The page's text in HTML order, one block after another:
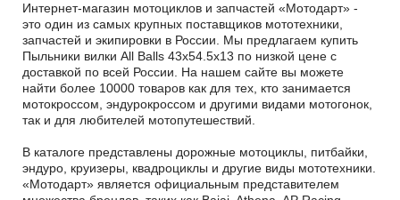
Интернет-магазин мотоциклов и запчастей «Мотодарт» -
это один из самых крупных поставщиков мототехники,
запчастей и экипировки в России. Мы предлагаем купить
Пыльники вилки All Balls 43x54.5x13 по низкой цене с
доставкой по всей России. На нашем сайте вы можете
найти более 10000 товаров как для тех, кто занимается
мотокроссом, эндурокроссом и другими видами мотогонок,
так и для любителей мотопутешествий.
В каталоге представлены дорожные мотоциклы, питбайки,
эндуро, круизеры, квадроциклы и другие виды мототехники.
«Мотодарт» является официальным представителем